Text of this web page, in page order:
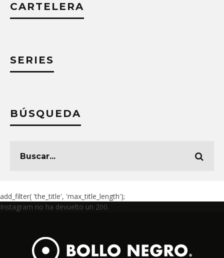
CARTELERA
SERIES
BÚSQUEDA
add_filter( 'the_title', 'max_title_length');
Instagram no ha devuelto un 200.